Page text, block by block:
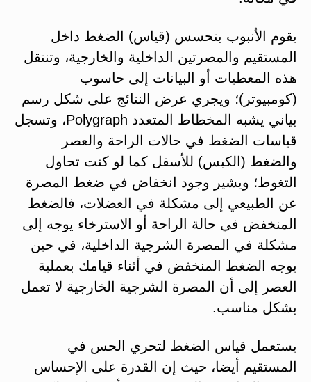
يقوم الأنبوب بتحسس (قياس) الضغط داخل
المستقيم والمصرتين الداخلية والخارجية، وتنتقل
هذه المعطيات أو البيانات إلى حاسوب
(كومبيوتر)؛ ويجري عرض النتائج على شكل رسم
بياني يشبه المخطاط المتعدد Polygraph، وتسجل
قياسات الضغط في حالات الراحة والعصر
والضغط (الكبس) للأسفل كما لو كنت تحاول
التغوط؛ ويشير وجود انخفاض في ضغط المصرة
عن الطبيعي إلى مشكلة في العضلات، فالضغط
المنخفض في حالة الراحة أو الاسترخاء يوجه إلى
مشكلة في المصرة الشرجية الداخلية، في حين
يوجه الضغط المنخفض في أثناء قيامك بعملية
العصر إلى أن المصرة الشرجية الخارجية لا تعمل
بشكل مناسب.
يستعمل قياس الضغط لتحري الحس في
المستقيم أيضا، حيث إن القدرة على الإحساس